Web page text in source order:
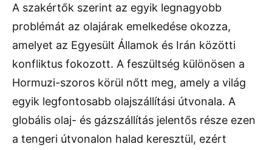
A szakértők szerint az egyik legnagyobb
problémát az olajárak emelkedése okozza,
amelyet az Egyesült Államok és Irán közötti
konfliktus fokozott. A feszültség különösen a
Hormuzi-szoros körül nőtt meg, amely a világ
egyik legfontosabb olajszállítási útvonala. A
globális olaj- és gázszállítás jelentős része ezen
a tengeri útvonalon halad keresztül, ezért